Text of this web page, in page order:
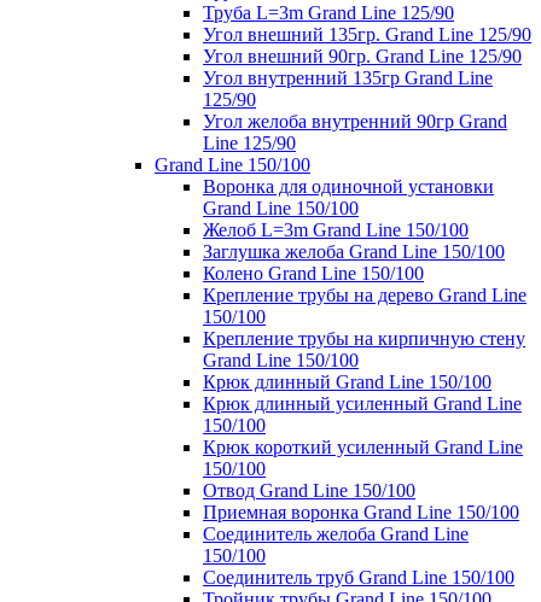
Труба L=3m Grand Line 125/90
Угол внешний 135гр. Grand Line 125/90
Угол внешний 90гр. Grand Line 125/90
Угол внутренний 135гр Grand Line
125/90
Угол желоба внутренний 90гр Grand
Line 125/90
Grand Line 150/100
Воронка для одиночной установки
Grand Line 150/100
Желоб L=3m Grand Line 150/100
Заглушка желоба Grand Line 150/100
Колено Grand Line 150/100
Крепление трубы на дерево Grand Line
150/100
Крепление трубы на кирпичную стену
Grand Line 150/100
Крюк длинный Grand Line 150/100
Крюк длинный усиленный Grand Line
150/100
Крюк короткий усиленный Grand Line
150/100
Отвод Grand Line 150/100
Приемная воронка Grand Line 150/100
Соединитель желоба Grand Line
150/100
Соединитель труб Grand Line 150/100